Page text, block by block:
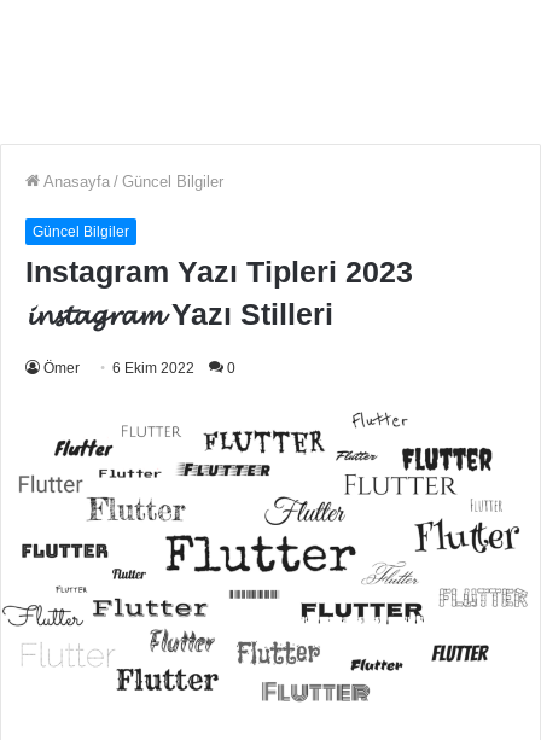
Anasayfa / Güncel Bilgiler
Güncel Bilgiler
Instagram Yazı Tipleri 2023
𝓲𝓷𝓼𝓽𝓪𝓰𝓻𝓪𝓶 Yazı Stilleri
Ömer 6 Ekim 2022 0